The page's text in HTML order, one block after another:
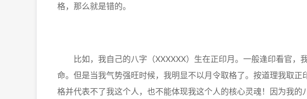
格，那么就是错的。
比如，我自己的八字（XXXXXX）生在正印月。一般逢印看官，
命。但是当我气势强旺时候，我明显不以月令取格了。按道理我取
格并代表不了我这个人，也不能体现我这个人的核心灵魂！因为我